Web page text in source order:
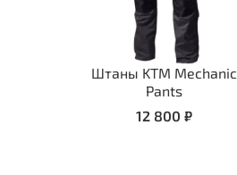
Штаны KTM Mechanic
Pants
12 800 ₽